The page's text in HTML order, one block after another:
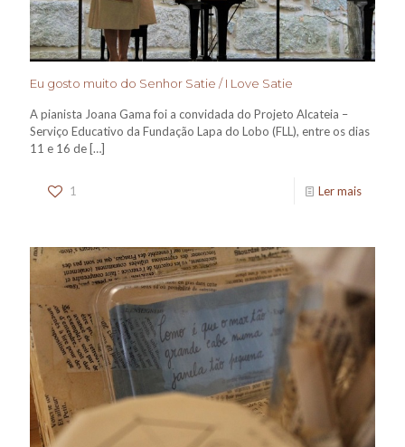
Eu gosto muito do Senhor Satie / I Love Satie
A pianista Joana Gama foi a convidada do Projeto Alcateia –
Serviço Educativo da Fundação Lapa do Lobo (FLL), entre os dias
11 e 16 de […]
1 Ler mais